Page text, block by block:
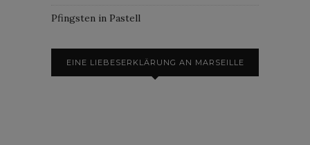
Pfingsten in Pastell
EINE LIEBESERKLÄRUNG AN MARSEILLE